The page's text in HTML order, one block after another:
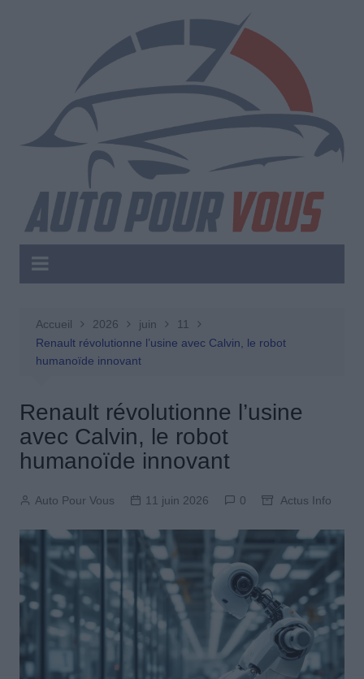
Accueil 2026 juin
11
Renault révolutionne l’usine avec Calvin, le robot
humanoïde innovant
Renault révolutionne l’usine
avec Calvin, le robot
humanoïde innovant
Auto Pour Vous 11 juin 2026 0 Actus Info